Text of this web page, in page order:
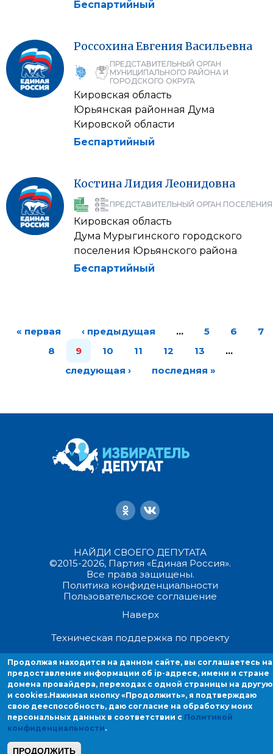
Беспартийный
РоссохинаЕвгенияВасильевна
ПРЕДСТАВИТЕЛЬНЫЙ ОРГАН
МУНИЦИПАЛЬНОГО РАЙОНА И
ГОРОДСКОГО ОКРУГА
Кировская область
Юрьянская районная Дума
Кировской области
Беспартийный
КостинаЛидияЛеонидовна
ПРЕДСТАВИТЕЛЬНЫЙ ОРГАН ПОСЕЛЕНИЯ
Кировская область
Дума Мурыгинского городского
поселения Юрьянского района
Беспартийный
« первая ‹ предыдущая … 5 6
7
8
9 10 11 12 13
…
следующая ›
последняя »
НАЙДИ СВОЕГО ДЕПУТАТА
©2015-2026, Партия «Единая Россия».
Все права защищены.
Политика конфиденциальности
Пользовательское соглашение
Наверх
Техническая поддержка по проекту
Продолжая находиться на данном сайте, вы соглашаетесь на
предоставление информации об ip-адресе, имени и стране домена
провайдера, переходах с одной страницы на другую и cookies.
Продолжая находится на данном сайте, вы соглашаетесь на
предоставление информации об ip-адресе, имени и стране
домена провайдера, переходах с одной страницы на другую
и cookies.Нажимая кнопку «Продолжить», я подтверждаю
свою дееспособность, даю согласие на обработку моих
персональных данных в соответствии с Политикой
конфиденциальности.
ПРОДОЛЖИТЬ